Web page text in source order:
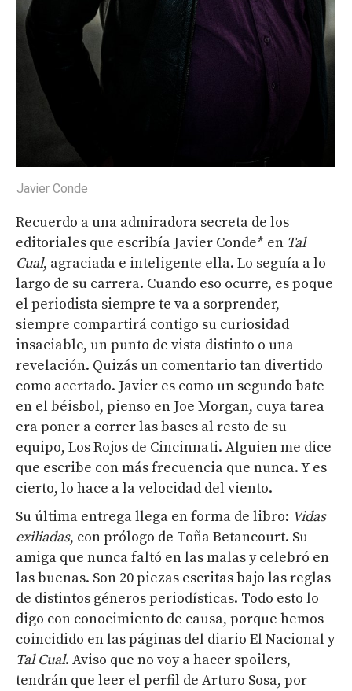
Javier Conde
Recuerdo a una admiradora secreta de los
editoriales que escribía Javier Conde* en Tal
Cual, agraciada e inteligente ella. Lo seguía a lo
largo de su carrera. Cuando eso ocurre, es poque
el periodista siempre te va a sorprender,
siempre compartirá contigo su curiosidad
insaciable, un punto de vista distinto o una
revelación. Quizás un comentario tan divertido
como acertado. Javier es como un segundo bate
en el béisbol, pienso en Joe Morgan, cuya tarea
era poner a correr las bases al resto de su
equipo, Los Rojos de Cincinnati. Alguien me dice
que escribe con más frecuencia que nunca. Y es
cierto, lo hace a la velocidad del viento.
Su última entrega llega en forma de libro: Vidas
exiliadas, con prólogo de Toña Betancourt. Su
amiga que nunca faltó en las malas y celebró en
las buenas. Son 20 piezas escritas bajo las reglas
de distintos géneros periodísticas. Todo esto lo
digo con conocimiento de causa, porque hemos
coincidido en las páginas del diario El Nacional y
Tal Cual. Aviso que no voy a hacer spoilers,
tendrán que leer el perfil de Arturo Sosa, por